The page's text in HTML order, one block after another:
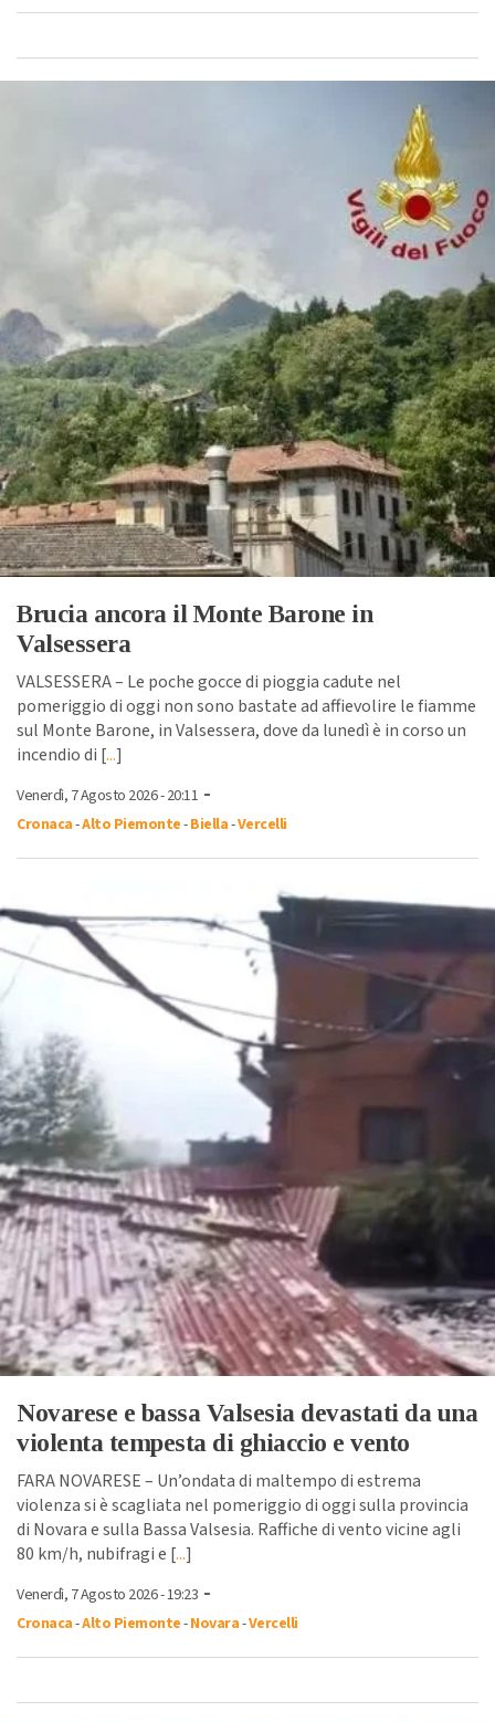
Brucia ancora il Monte Barone in
Valsessera
VALSESSERA – Le poche gocce di pioggia cadute nel
pomeriggio di oggi non sono bastate ad affievolire le fiamme
sul Monte Barone, in Valsessera, dove da lunedì è in corso un
incendio di [...]
Venerdì, 7 Agosto 2026 - 20:11 -
Cronaca-Alto Piemonte-Biella-Vercelli
Novarese e bassa Valsesia devastati da una
violenta tempesta di ghiaccio e vento
FARA NOVARESE – Un’ondata di maltempo di estrema
violenza si è scagliata nel pomeriggio di oggi sulla provincia
di Novara e sulla Bassa Valsesia. Raffiche di vento vicine agli
80 km/h, nubifragi e [...]
Venerdì, 7 Agosto 2026 - 19:23 -
Cronaca-Alto Piemonte-Novara-Vercelli